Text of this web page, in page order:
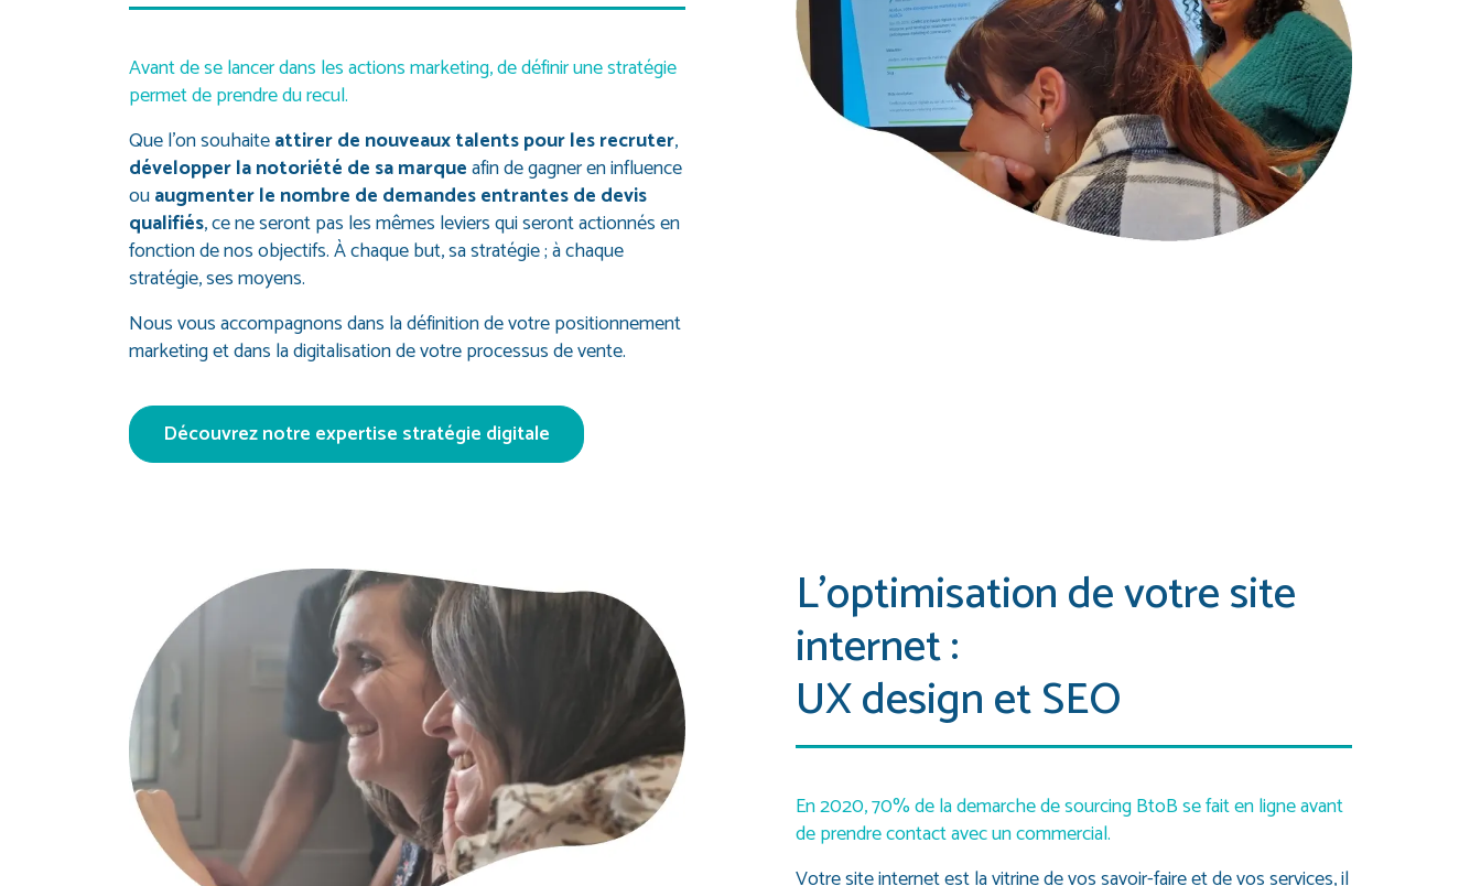
Avant de se lancer dans les actions marketing, de définir une stratégie
permet de prendre du recul.
Que l’on souhaiteattirer de nouveaux talents pour les recruter,
développer la notoriété de sa marqueafin de gagner en influence
ouaugmenter le nombre de demandes entrantes de devis
qualifiés, ce ne seront pas les mêmes leviers qui seront actionnés en
fonction de nos objectifs. À chaque but, sa stratégie ; à chaque
stratégie, ses moyens.
Nous vous accompagnons dans la définition de votre positionnement
marketing et dans la digitalisation de votre processus de vente.
Découvrez notre expertise stratégie digitale
L’optimisation de votre site
internet :
UX design et SEO
En 2020, 70% de la demarche de sourcing BtoB se fait en ligne avant
de prendre contact avec un commercial.
Votre site internet est la vitrine de vos savoir-faire et de vos services, il